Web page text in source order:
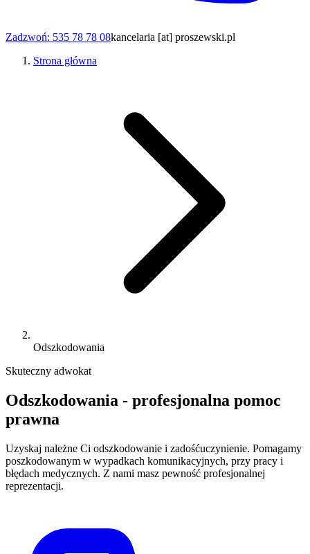
Zadzwoń: 535 78 78 08kancelaria [at] proszewski.pl
Strona główna
Odszkodowania
Skuteczny adwokat
Odszkodowania - profesjonalna pomoc
prawna
Uzyskaj należne Ci odszkodowanie i zadośćuczynienie. Pomagamy
poszkodowanym w wypadkach komunikacyjnych, przy pracy i
błędach medycznych. Z nami masz pewność profesjonalnej
reprezentacji.